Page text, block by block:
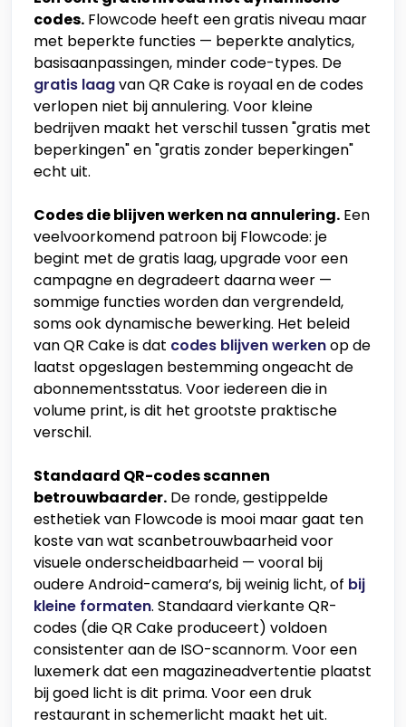
codes. Flowcode heeft een gratis niveau maar
met beperkte functies — beperkte analytics,
basisaanpassingen, minder code-types. De
gratis laagvan QR Cake is royaal en de codes
verlopen niet bij annulering. Voor kleine
bedrijven maakt het verschil tussen "gratis met
beperkingen" en "gratis zonder beperkingen"
echt uit.
Codes die blijven werken na annulering. Een
veelvoorkomend patroon bij Flowcode: je
begint met de gratis laag, upgrade voor een
campagne en degradeert daarna weer —
sommige functies worden dan vergrendeld,
soms ook dynamische bewerking. Het beleid
van QR Cake is dat codes blijven werkenop de
laatst opgeslagen bestemming ongeacht de
abonnementsstatus. Voor iedereen die in
volume print, is dit het grootste praktische
verschil.
Standaard QR-codes scannen
betrouwbaarder. De ronde, gestippelde
esthetiek van Flowcode is mooi maar gaat ten
koste van wat scanbetrouwbaarheid voor
visuele onderscheidbaarheid — vooral bij
oudere Android-camera’s, bij weinig licht, of bij
kleine formaten. Standaard vierkante QR-
codes (die QR Cake produceert) voldoen
consistenter aan de ISO-scannorm. Voor een
luxemerk dat een magazineadvertentie plaatst
bij goed licht is dit prima. Voor een druk
restaurant in schemerlicht maakt het uit.